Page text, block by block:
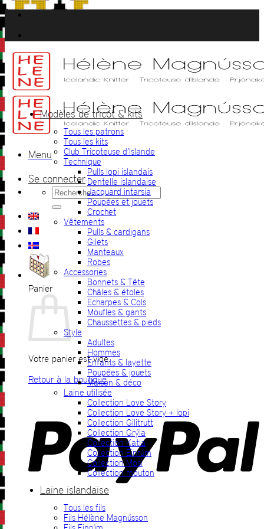
Passer
au
contenu
Menu
Se connecter
Recherche
pour :
Panier
Votre panier est vide.
Retour à la boutique
Modèles de tricot & kits
Tous les patrons
Tous les kits
Club Tricoteuse d’Islande
Technique
Pulls lopi islandais
Dentelle islandaise
Jacquard intarsia
Poupées et jouets
Crochet
Vêtements
Pulls & cardigans
Gilets
Manteaux
Robes
Accessories
Bonnets & Tête
Châles & étoles
Echarpes & Cols
Moufles & gants
Chaussettes & pieds
Style
Adultes
Hommes
Enfants & layette
Poupées & jouets
Maison & déco
Laine utilisée
Collection Love Story
Collection Love Story + lopi
Collection Gilitrutt
Collection Grýla
Collection Katla
Collection Einrúm
Collection Mosi
Collection mouton
Laine islandaise
Tous les fils
Fils Hélène Magnússon